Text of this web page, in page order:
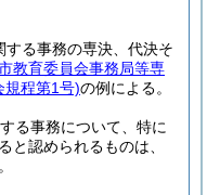
る事務の専決、代決そ
教育委員会事務局等専
規程第1号)の例による。
る事務について、特に
と認められるものは、